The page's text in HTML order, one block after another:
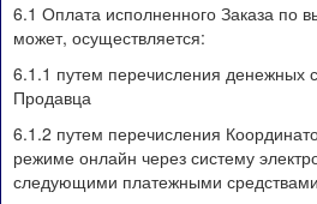
6.1 Оплата исполненного Заказа по
может, осуществляется:
6.1.1 путем перечисления денежных
Продавца
6.1.2 путем перечисления
режиме онлайн через систему
следующими платежными